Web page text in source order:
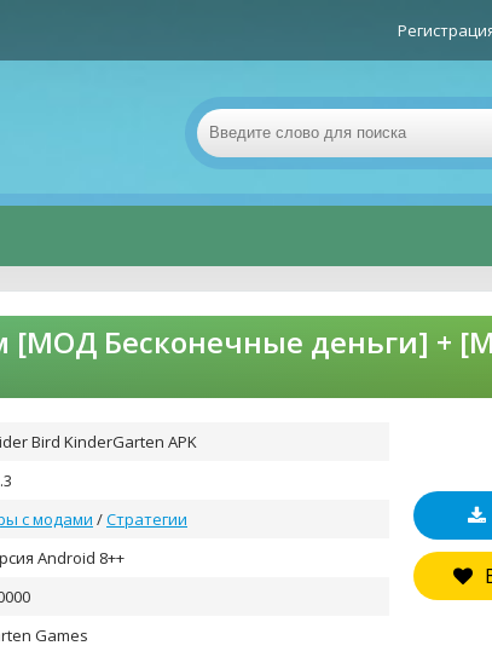
[МОД Бесконечные деньги] +
Bird KinderGarten APK
с модами /Стратегии
Android 8++
Games